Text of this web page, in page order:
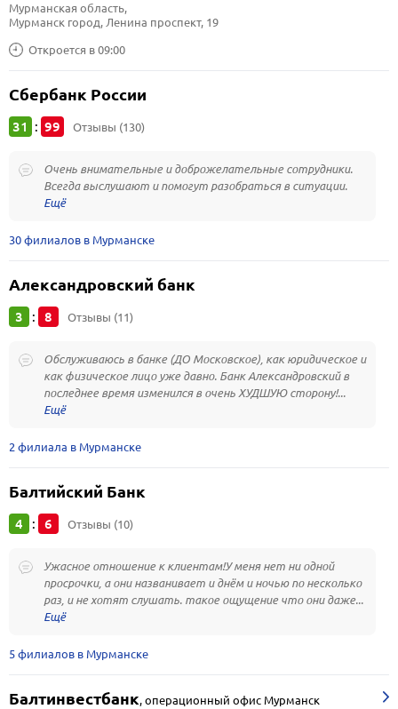
Откроется в 09:00
Мурманская область,
Мурманск город, Ленина проспект, 19
Сбербанк России
31 : 99 Отзывы (130)
Очень внимательные и доброжелательные сотрудники.
Всегда выслушают и помогут разобраться в ситуации.
30 филиалов в Мурманске
Александровский банк
3 : 8 Отзывы (11)
Обслуживаюсь в банке (ДО Московское), как юридическое и
как физическое лицо уже давно. Банк Александровский в
последнее время изменился в очень ХУДШУЮ сторону!...
2 филиала в Мурманске
Балтийский Банк
4 : 6 Отзывы (10)
Ужасное отношение к клиентам!У меня нет ни одной
просрочки, а они названивает и днём и ночью по несколько
раз, и не хотят слушать. такое ощущение что они даже...
5 филиалов в Мурманске
Балтинвестбанк,операционный офис Мурманск